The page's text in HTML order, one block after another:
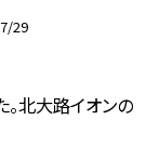
29
北大路イオンの